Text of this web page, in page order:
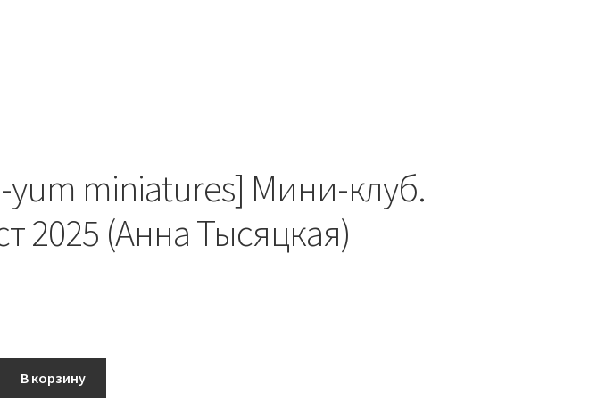
yum miniatures] Мини-клуб.
2025 (Анна Тысяцкая)
В корзину